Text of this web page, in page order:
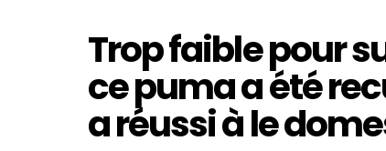
Trop faible pour
ce puma a été
a réussi à le